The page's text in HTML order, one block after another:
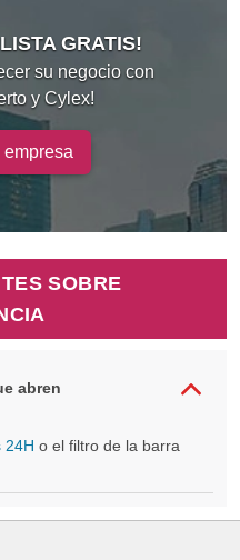
GRATIS!
su negocio con
y Cylex!
empresa
SOBRE
abren
24H o el filtro de la barra